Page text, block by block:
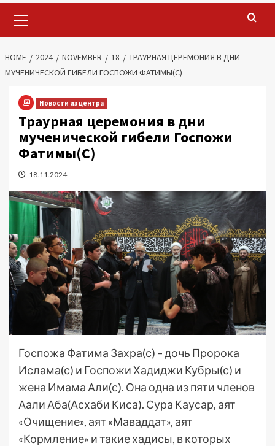
Menu
HOME 2024 NOVEMBER 18
ТРАУРНАЯ ЦЕРЕМОНИЯ В ДНИ
МУЧЕНИЧЕСКОЙ ГИБЕЛИ ГОСПОЖИ ФАТИМЫ(C)
Новости из центра
Траурная церемония в дни
мученической гибели Госпожи
Фатимы(C)
18.11.2024
Госпожа Фатима Захра(с) – дочь Пророка
Ислама(с) и Госпожи Хадиджи Кубры(с) и
жена Имама Али(с). Она одна из пяти членов
Аали Аба(Асхаби Киса). Сура Каусар, аят
«Очищение», аят «Маваддат», аят
«Кормление» и такие хадисы, в которых